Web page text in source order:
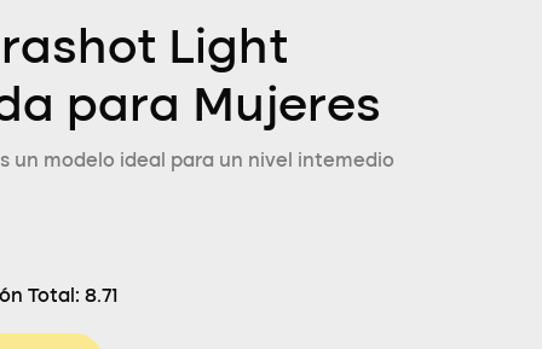
Light
para Mujeres
un modelo ideal para un nivel intemedio
Total: 8.71